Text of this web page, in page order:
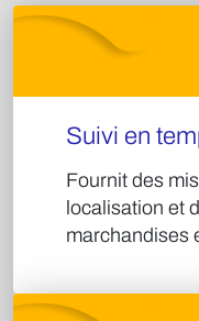
Suivi en
Fournit des
localisation et
marchandises